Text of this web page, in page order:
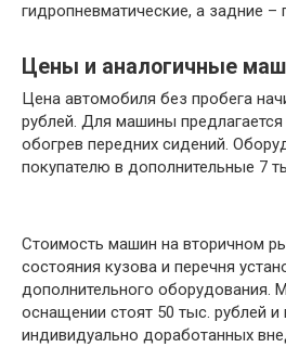
гидропневматические, а задние –
Цены и аналогичные
Цена автомобиля без пробега
рублей. Для машины
обогрев передних сидений.
покупателю в дополнительные 7
Стоимость машин на вторичном
состояния кузова и перечня
дополнительного оборудования.
оснащении стоят 50 тыс. рублей
индивидуально доработанных